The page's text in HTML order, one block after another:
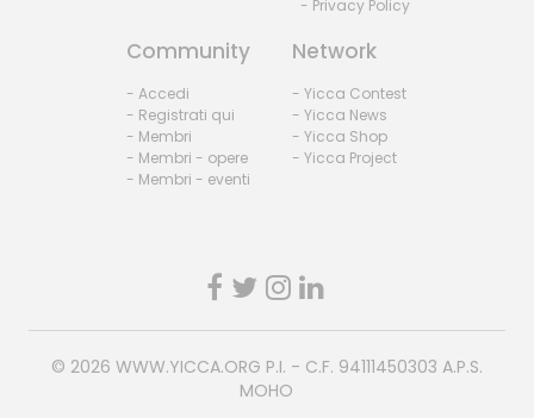
- Privacy Policy
Community
- Accedi
- Registrati qui
- Membri
- Membri - opere
- Membri - eventi
Network
- Yicca Contest
- Yicca News
- Yicca Shop
- Yicca Project
© 2026 WWW.YICCA.ORG P.I. - C.F. 94111450303 A.P.S.
MOHO